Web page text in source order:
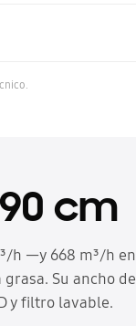
cm
h —y 668 m³/h en
Su ancho de
y filtro lavable.